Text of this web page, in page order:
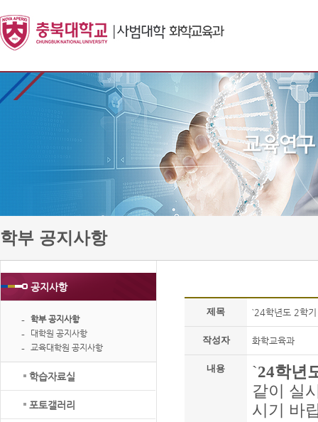
공지사항
학부 공지사항
대학원 공지사항
교육대학원 공지사항
학습자료실
포토갤러리
학부 공지사항
제목 `24학년도 2학
작성자 화학교육과
내용 `24학년
같이 실
시기 바